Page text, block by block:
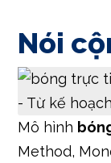
Nói
Mô hình
Method,